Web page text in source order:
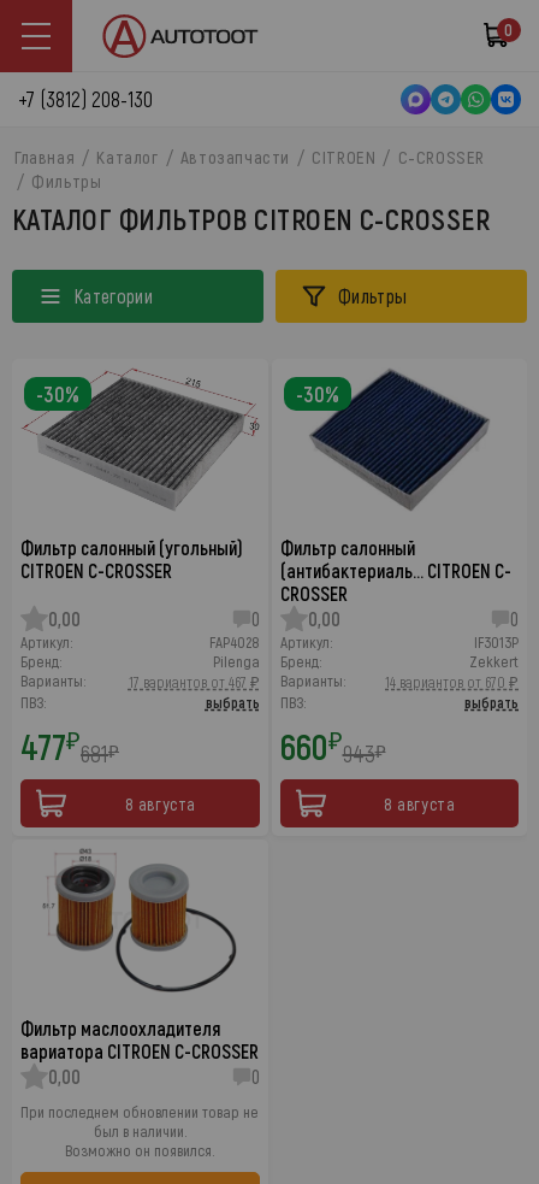
0
+7 (3812) 208-130
Главная Каталог Автозапчасти CITROEN
C-CROSSER
Фильтры
КАТАЛОГ ФИЛЬТРОВ CITROEN C-CROSSER
Категории Фильтры
Фильтр салонный (угольный)
CITROEN C-CROSSER
0,00 0
Артикул:
FAP4028
Бренд:
Pilenga
Варианты:
17 вариантов от 467 ₽
ПВЗ:
выбрать
477₽681₽
8 августа
-30%
Фильтр салонный
(антибактериаль… CITROEN C-
CROSSER
0,00
0
Артикул:
IF3013P
Бренд:
Zekkert
Варианты:
14 вариантов от 670 ₽
ПВЗ:
выбрать
660₽943₽
8 августа
-30%
Фильтр маслоохладителя
вариатора CITROEN C-CROSSER
0,00
0
При последнем обновлении товар не
был в наличии.
Возможно он появился.